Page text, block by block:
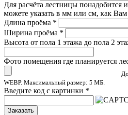
Для расчёта лестницы понадобится
можете указать в мм или см, как Вам
Длина проёма *
Ширина проёма *
Высота от пола 1 этажа до пола 2
Фото помещения где планируется
WEBP. Максимальный размер: 5 МБ.
Введите код с картинки *
Заказать